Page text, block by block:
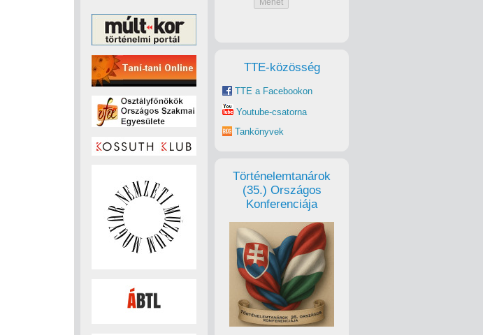
TTE-közösség
TTE a Facebookon
Youtube-csatorna
Tankönyvek
Történelemtanárok
(35.) Országos
Konferenciája